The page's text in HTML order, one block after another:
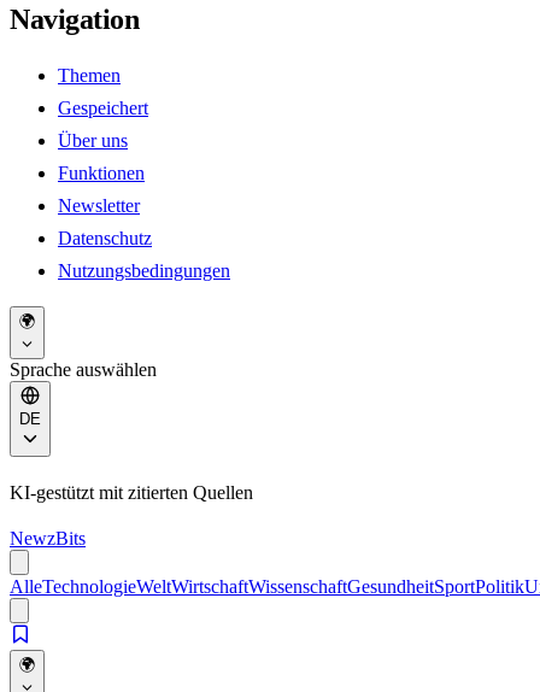
Navigation
Themen
Gespeichert
Über uns
Funktionen
Newsletter
Datenschutz
Nutzungsbedingungen
🌍
Sprache auswählen
DE
KI-gestützt mit zitierten Quellen
NewzBits
AlleTechnologieWeltWirtschaftWissenschaftGesundheitSportPolitik
🌍